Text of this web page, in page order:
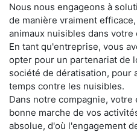
Nous nous engageons à
de manière vraiment
animaux nuisibles dans votre
En tant qu'entreprise, vous
opter pour un partenariat de
société de dératisation, pour
temps contre les nuisibles.
Dans notre compagnie,
bonne marche de vos
absolue, d'où l'engagement